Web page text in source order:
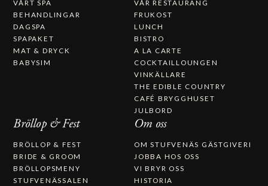
VÅRT SPA
BEHANDLINGAR
DAGSPA
SPAPAKET
MAT & DRYCK
BABYSIM
VÅR RESTAURANG
FRUKOST
LUNCH
BISTRO
A LA CARTE
COCKTAILLOUNGEN
VINKÄLLARE
THE EDIBLE COUNTRY
CAFÉ BRYGGHUSET
JULBORD
Bröllop & Fest
BRÖLLOP & FEST
BRIDE & GROOM
BRÖLLOPSMENY
STUFVENÄSSALEN
Om oss
OM STUFVENÄS GÄSTGIVERI
JOBBA HOS OSS
VI BRYR OSS
HISTORIA